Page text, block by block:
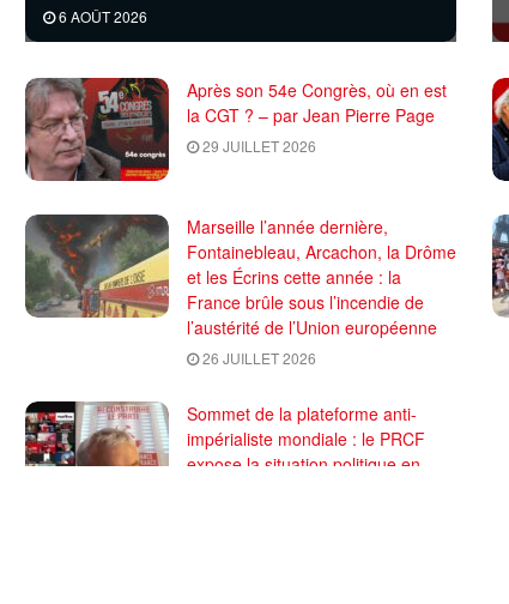
6 AOÛT 2026
Après son 54e Congrès, où en est
la CGT ? – par Jean Pierre Page
29 JUILLET 2026
Marseille l’année dernière,
Fontainebleau, Arcachon, la Drôme
et les Écrins cette année : la
France brûle sous l’incendie de
l’austérité de l’Union européenne
26 JUILLET 2026
Sommet de la plateforme anti-
impérialiste mondiale : le PRCF
expose la situation politique en